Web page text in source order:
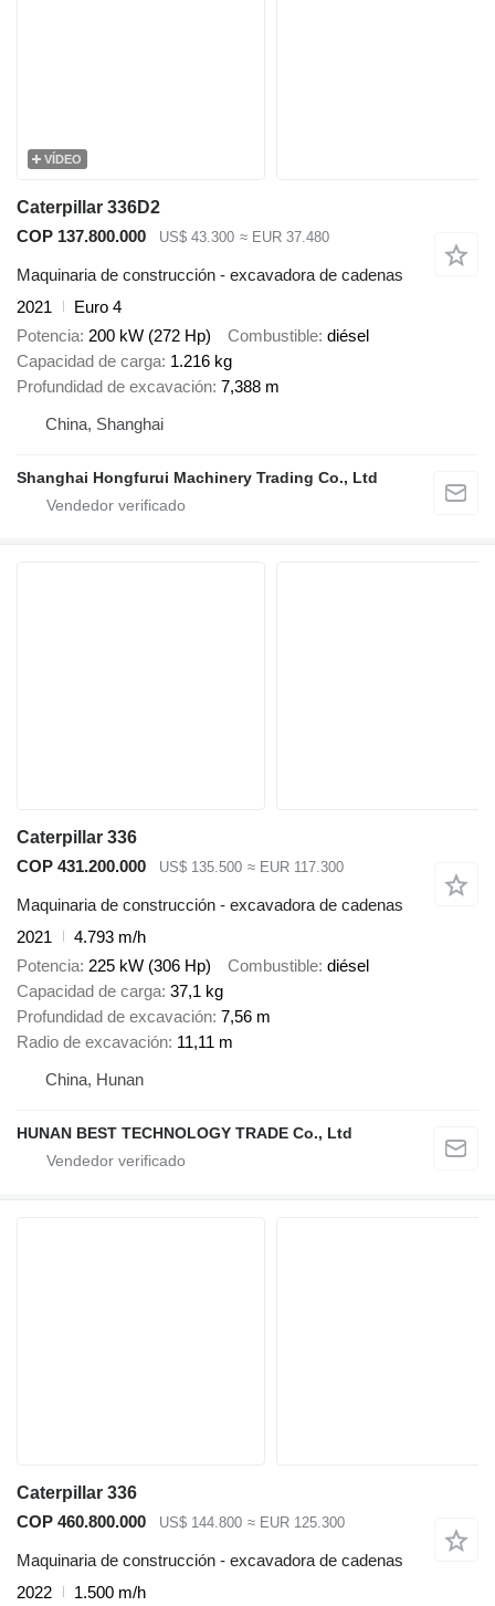
VÍDEO
Caterpillar 336D2
COP 137.800.000
US$ 43.300 ≈ EUR 37.480
Maquinaria de construcción - excavadora de cadenas
2021
Euro 4
Potencia 200 kW (272 Hp) Combustible diésel
Capacidad de carga 1.216 kg
Profundidad de excavación 7,388 m
China, Shanghai
Shanghai Hongfurui Machinery Trading Co., Ltd
Caterpillar 336
COP 431.200.000
US$ 135.500 ≈ EUR 117.300
Maquinaria de construcción - excavadora de cadenas
2021
4.793 m/h
Potencia 225 kW (306 Hp) Combustible diésel
Capacidad de carga 37,1 kg
Profundidad de excavación 7,56 m
Radio de excavación 11,11 m
China, Hunan
HUNAN BEST TECHNOLOGY TRADE Co., Ltd
Caterpillar 336
COP 460.800.000
US$ 144.800 ≈ EUR 125.300
Maquinaria de construcción - excavadora de cadenas
2022
1.500 m/h